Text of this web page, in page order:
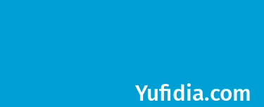
Yufidia.com